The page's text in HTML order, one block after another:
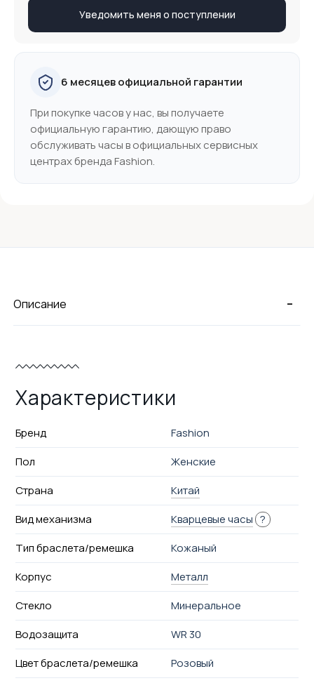
Уведомить меня о поступлении
6 месяцев официальной гарантии
При покупке часов у нас, вы получаете
официальную гарантию, дающую право
обслуживать часы в официальных сервисных
центрах бренда Fashion.
-
Описание
Характеристики
Бренд
Fashion
Пол
Женские
Страна
Китай
Вид механизма
Кварцевые часы ?
Тип браслета/ремешка
Кожаный
Корпус
Металл
Стекло
Минеральное
Водозащита
WR 30
Цвет браслета/ремешка
Розовый